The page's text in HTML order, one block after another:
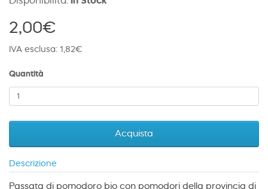
2,00€
IVA esclusa: 1,82€
Quantità
Acquista
Descrizione
Passata di pomodoro bio con pomodori della provincia di